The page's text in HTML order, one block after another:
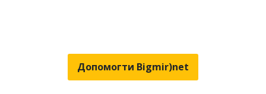
Допомогти Bigmir)net